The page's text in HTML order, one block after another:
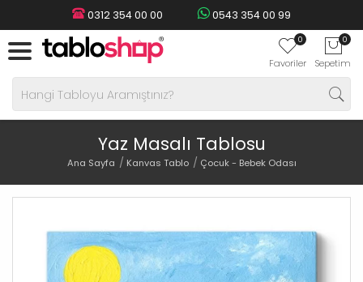
0312 354 00 00 0543 354 00 99
0
Favoriler
0
Sepetim
Yaz Masalı Tablosu
Ana Sayfa Kanvas Tablo Çocuk - Bebek Odası